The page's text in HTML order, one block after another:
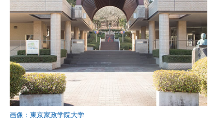
画像：東京家政学院大学